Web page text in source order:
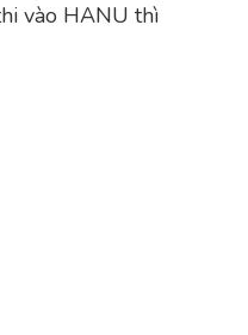
vào HANU thì